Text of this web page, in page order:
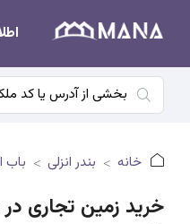
خانه بندر انزلی باب
خرید زمین تجاری در